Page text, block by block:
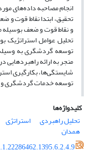
انجام مصاحبه داده‌های
منجر به ارائه راهبردهایی
شایستگی‌ها، بکارگیری
توسعه خدمات گردشگری و
کلیدواژه‌ها
تحلیل راهبردى
استراتژی
همدان